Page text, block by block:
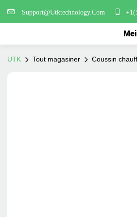
Support@Utktechnology.Com
UTK Tout magasiner Coussin